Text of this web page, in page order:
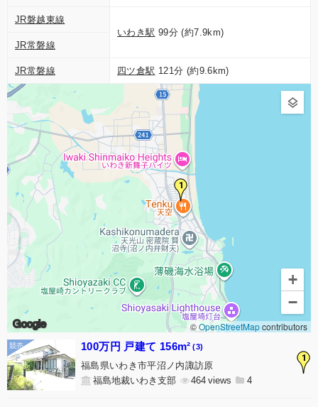
JR磐越東線
いわき駅 99分 (約7.9km)
JR常磐線
JR常磐線 四ツ倉駅 121分 (約9.6km)
1
Google
+
−
©OpenStreetMapcontributors
1
100万円 戸建て 156m² (3)
福島県いわき市平沼ノ内諏訪原
福島地裁いわき支部
464 4